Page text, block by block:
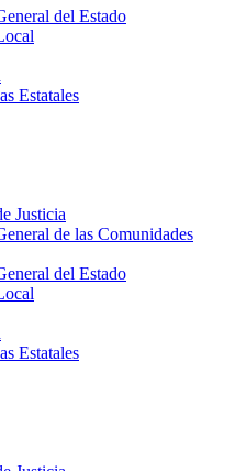
del Estado
Estatales
Justicia
de las Comunidades
del Estado
Estatales